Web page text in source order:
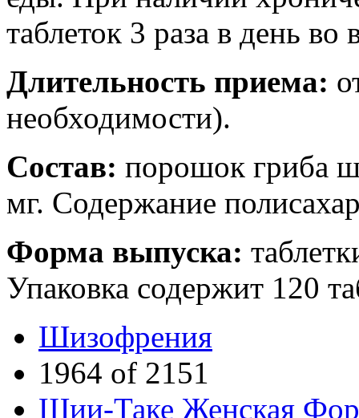
таблеток 3 раза в день во
Длительность приема:
необходимости).
Состав: порошок гриба
мг. Содержание
Форма выпуска:
Упаковка содержит 120
Шизофрения
1964 of 2151
Шии-Таке Женская